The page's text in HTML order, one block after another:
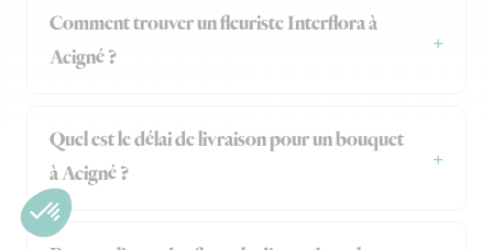
Comment trouver un fleuriste Interflora à
Acigné ?
Quel est le délai de livraison pour un bouquet
à Acigné ?